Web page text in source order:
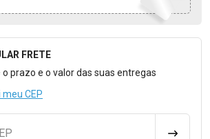
Calcular o Frete
FRETE
o prazo e o valor das suas entregas
meu CEP